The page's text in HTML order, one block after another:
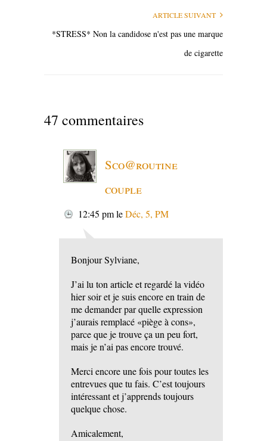
ARTICLE SUIVANT
*STRESS* Non la candidose n'est pas une marque
de cigarette
47 commentaires
Sco@routine
couple
12:45 pmleDéc, 5, PM
Bonjour Sylviane,
J’ai lu ton article et regardé la vidéo
hier soir et je suis encore en train de
me demander par quelle expression
j’aurais remplacé «piège à cons»,
parce que je trouve ça un peu fort,
mais je n’ai pas encore trouvé.
Merci encore une fois pour toutes les
entrevues que tu fais. C’est toujours
intéressant et j’apprends toujours
quelque chose.
Amicalement,